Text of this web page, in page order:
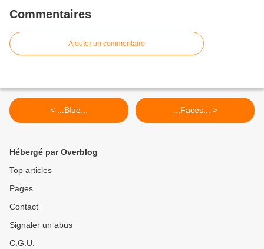
Commentaires
Ajouter un commentaire
< ...Blue... ...Faces... >
Hébergé par Overblog
Top articles
Pages
Contact
Signaler un abus
C.G.U.